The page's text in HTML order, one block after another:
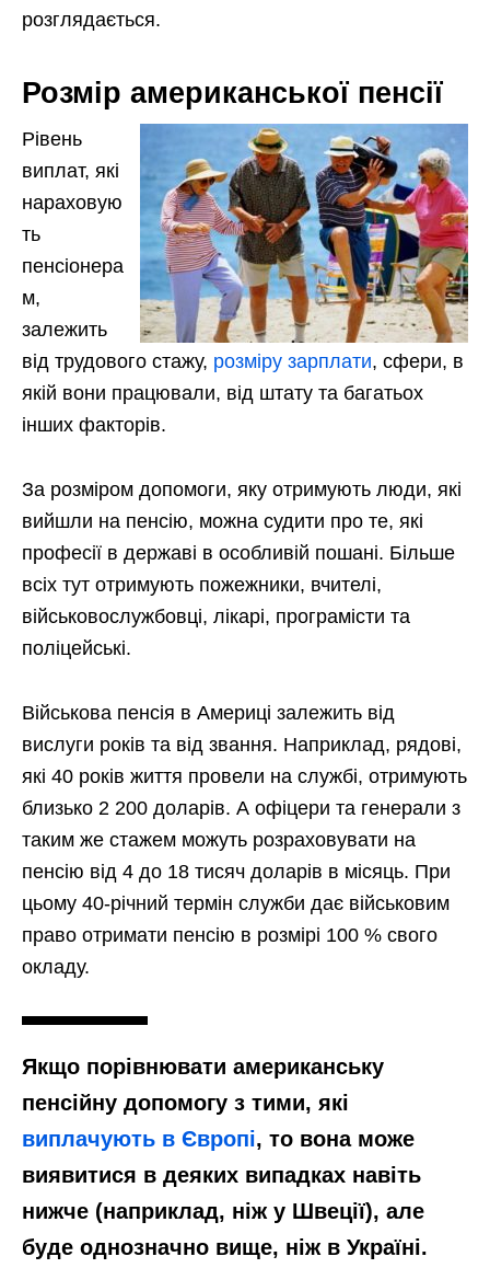
розглядається.
Розмір американської пенсії
Рівень
виплат, які
нараховую
ть
пенсіонера
м,
залежить
від трудового стажу, розміру зарплати, сфери, в
якій вони працювали, від штату та багатьох
інших факторів.
За розміром допомоги, яку отримують люди, які
вийшли на пенсію, можна судити про те, які
професії в державі в особливій пошані. Більше
всіх тут отримують пожежники, вчителі,
військовослужбовці, лікарі, програмісти та
поліцейські.
Військова пенсія в Америці залежить від
вислуги років та від звання. Наприклад, рядові,
які 40 років життя провели на службі, отримують
близько 2 200 доларів. А офіцери та генерали з
таким же стажем можуть розраховувати на
пенсію від 4 до 18 тисяч доларів в місяць. При
цьому 40-річний термін служби дає військовим
право отримати пенсію в розмірі 100 % свого
окладу.
Якщо порівнювати американську
пенсійну допомогу з тими, які
виплачують в Європі, то вона може
виявитися в деяких випадках навіть
нижче (наприклад, ніж у Швеції), але
буде однозначно вище, ніж в Україні.